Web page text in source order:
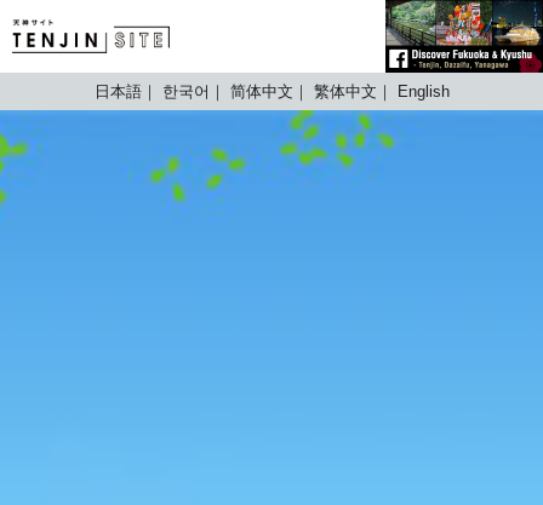
TENJIN SITE
日本語 한국어 简体中文 繁体中文 English